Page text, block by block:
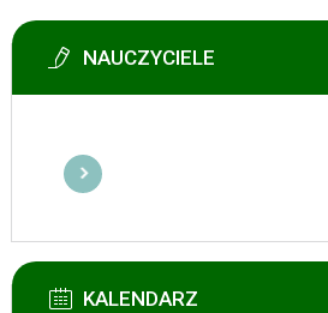
NAUCZYCIELE
KALENDARZ